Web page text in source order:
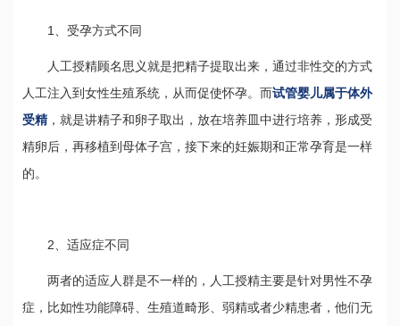
1、受孕方式不同
人工授精顾名思义就是把精子提取出来，通过非性交的方式
人工注入到女性生殖系统，从而促使怀孕。而试管婴儿属于体外
受精，就是讲精子和卵子取出，放在培养皿中进行培养，形成受
精卵后，再移植到母体子宫，接下来的妊娠期和正常孕育是一样
的。
2、适应症不同
两者的适应人群是不一样的，人工授精主要是针对男性不孕
症，比如性功能障碍、生殖道畸形、弱精或者少精患者，他们无